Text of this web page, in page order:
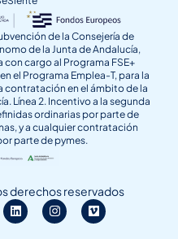
de la Consejería de
de la Junta de Andalucía,
cargo al Programa FSE+
el Programa Emplea-T, para la
contratación en el ámbito de la
Línea 2. Incentivo a la segunda
ordinarias por parte de
y a cualquier contratación
parte de pymes.
derechos reservados